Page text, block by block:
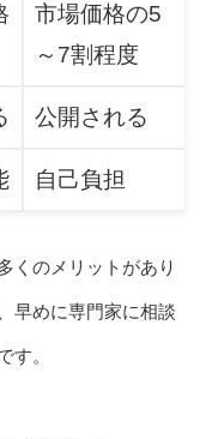
市場価格の5
～7割程度
公開される
自己負担
くのメリットがあり
早めに専門家に相談
す。